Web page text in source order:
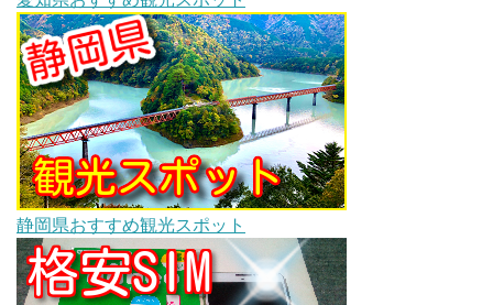
静岡県おすすめ観光スポット